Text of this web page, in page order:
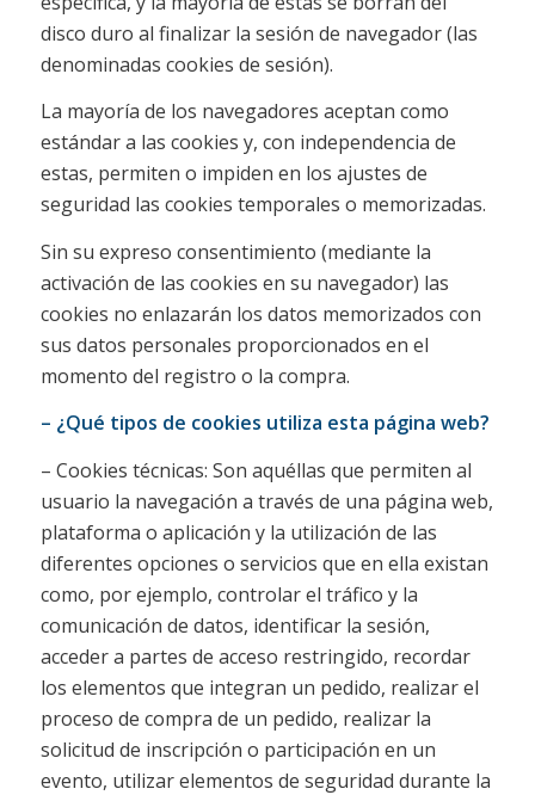
disco duro al finalizar la sesión de navegador (las
denominadas cookies de sesión).
La mayoría de los navegadores aceptan como
estándar a las cookies y, con independencia de
estas, permiten o impiden en los ajustes de
seguridad las cookies temporales o memorizadas.
Sin su expreso consentimiento (mediante la
activación de las cookies en su navegador) las
cookies no enlazarán los datos memorizados con
sus datos personales proporcionados en el
momento del registro o la compra.
– ¿Qué tipos de cookies utiliza esta página web?
– Cookies técnicas: Son aquéllas que permiten al
usuario la navegación a través de una página web,
plataforma o aplicación y la utilización de las
diferentes opciones o servicios que en ella existan
como, por ejemplo, controlar el tráfico y la
comunicación de datos, identificar la sesión,
acceder a partes de acceso restringido, recordar
los elementos que integran un pedido, realizar el
proceso de compra de un pedido, realizar la
solicitud de inscripción o participación en un
evento, utilizar elementos de seguridad durante la